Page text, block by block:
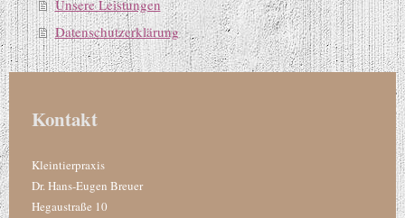
Unsere Leistungen
Datenschutzerklärung
Kontakt
Kleintierpraxis
Dr.Hans-Eugen Breuer
Hegaustraße 10